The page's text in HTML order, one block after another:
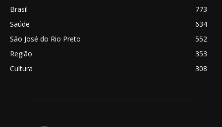
Brasil
773
Saúde
634
São José do Rio Preto
552
Região
353
Cultura
308